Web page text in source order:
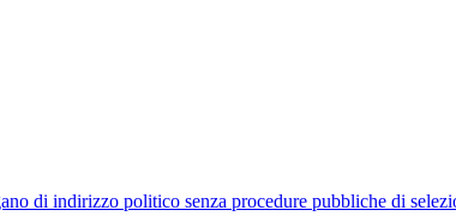
di indirizzo politico senza procedure pubbliche di